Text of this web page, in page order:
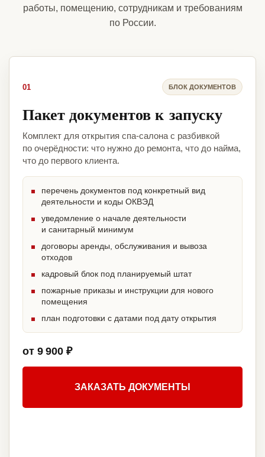
работы, помещению, сотрудникам и требованиям
по России.
01 БЛОК ДОКУМЕНТОВ
Пакет документов к запуску
Комплект для открытия спа-салона с разбивкой
по очерёдности: что нужно до ремонта, что до найма,
что до первого клиента.
перечень документов под конкретный вид
деятельности и коды ОКВЭД
уведомление о начале деятельности
и санитарный минимум
договоры аренды, обслуживания и вывоза
отходов
кадровый блок под планируемый штат
пожарные приказы и инструкции для нового
помещения
план подготовки с датами под дату открытия
от 9 900 ₽
ЗАКАЗАТЬ ДОКУМЕНТЫ